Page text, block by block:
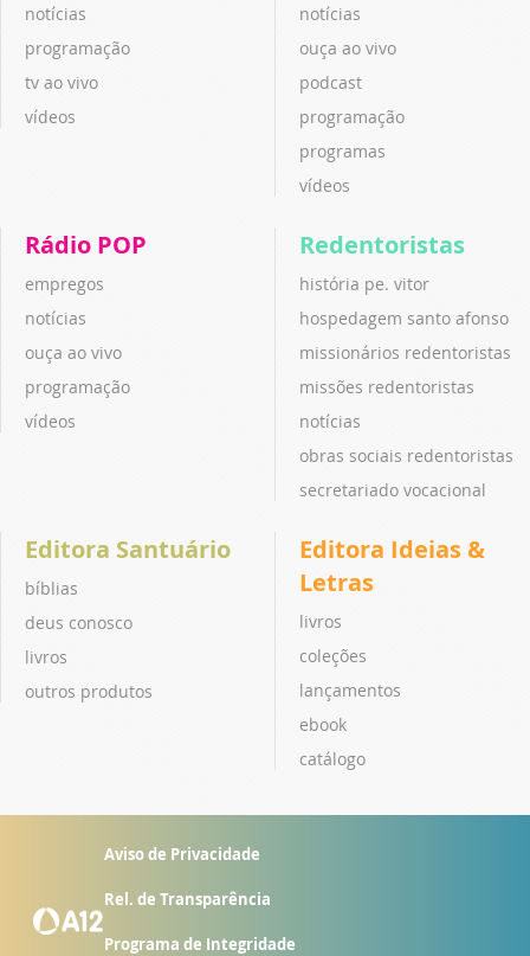
notícias
programação
tv ao vivo
vídeos
notícias
ouça ao vivo
podcast
programação
programas
vídeos
Rádio POP
empregos
notícias
ouça ao vivo
programação
vídeos
Redentoristas
história pe. vitor
hospedagem santo afonso
missionários redentoristas
missões redentoristas
notícias
obras sociais redentoristas
secretariado vocacional
Editora Santuário
bíblias
deus conosco
livros
outros produtos
Editora Ideias &
Letras
livros
coleções
lançamentos
ebook
catálogo
Aviso de Privacidade
Rel. de Transparência
Programa de Integridade